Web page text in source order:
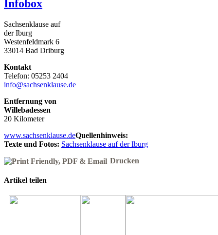
Infobox
Sachsenklause auf
der Iburg
Westenfeldmark 6
33014 Bad Driburg
Kontakt
Telefon: 05253 2404
info@sachsenklause.de
Entfernung von
Willebadessen
20 Kilometer
www.sachsenklause.deQuellenhinweis:
Texte und Fotos: Sachsenklause auf der Iburg
Drucken
Artikel teilen
Facebook
Reddit
LinkedIn
WhatsApp
Pinterest
Vk
E-